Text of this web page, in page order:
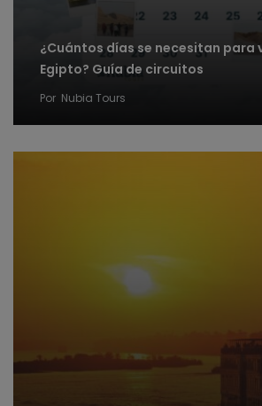
¿Cuántos días se necesitan para
Egipto? Guía de circuitos
Por Nubia Tours